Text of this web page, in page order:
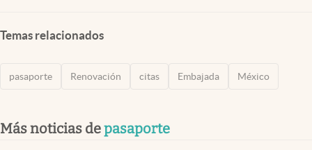
Temas relacionados
pasaporte Renovación citas Embajada México
Más noticias depasaporte